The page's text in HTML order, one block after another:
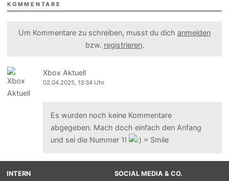
KOMMENTARE
Um Kommentare zu schreiben, musst du dich anmelden
bzw. registrieren.
Xbox Aktuell
02.04.2025, 13:34 Uhr
Es wurden noch keine Kommentare
abgegeben. Mach doch einfach den Anfang
und sei die Nummer 1!
INTERN
SOCIAL MEDIA & CO.